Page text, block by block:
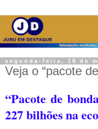
segunda-feira, 18 de
Veja o “pacote
“Pacote de
227 bilhões na